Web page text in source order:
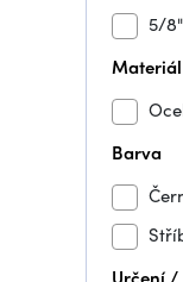
5/
Materiál
Barva